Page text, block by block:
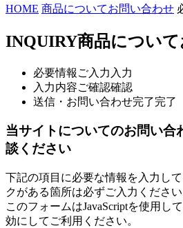
HOME 商品についてお問い合わせ
INQUIRY商品につい
必要情報ご入力 入力
入力内容ご確認確認
送信・お問い合わせ完了完了
当サイトについてのお問い合
談ください
下記の項目に必要な情報を入力し
クがある箇所は必ずご入力ください
このフォームはJavaScriptを使用し
効にしてご利用ください。